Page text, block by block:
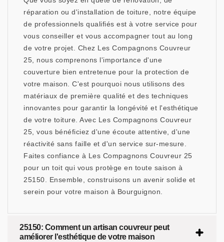
réparation ou d'installation de toiture, notre équipe
de professionnels qualifiés est à votre service pour
vous conseiller et vous accompagner tout au long
de votre projet. Chez Les Compagnons Couvreur
25, nous comprenons l'importance d'une
couverture bien entretenue pour la protection de
votre maison. C'est pourquoi nous utilisons des
matériaux de première qualité et des techniques
innovantes pour garantir la longévité et l'esthétique
de votre toiture. Avec Les Compagnons Couvreur
25, vous bénéficiez d'une écoute attentive, d'une
réactivité sans faille et d'un service sur-mesure.
Faites confiance à Les Compagnons Couvreur 25
pour un toit qui vous protège en toute saison à
25150. Ensemble, construisons un avenir solide et
serein pour votre maison à Bourguignon.
25150: Comment un artisan couvreur peut
améliorer l'esthétique de votre maison